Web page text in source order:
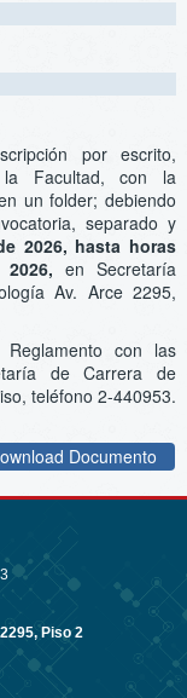
por escrito,
Facultad, con la
un folder; debiendo
separado y
2026, hasta horas
2026,en Secretaría
Av. Arce 2295,
con las
de Carrera de
teléfono 2-440953.
Documento
Piso 2